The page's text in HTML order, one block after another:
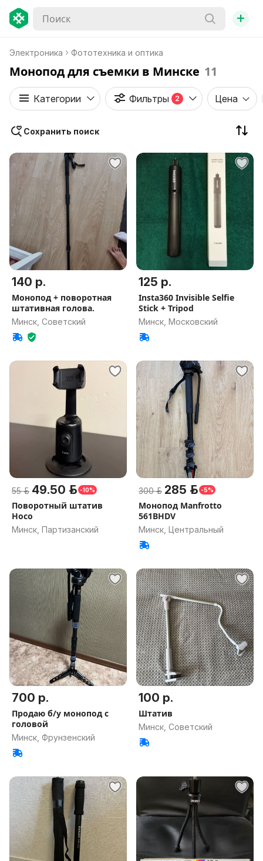
+
Электроника Фототехника и оптика
Монопод для съемки в Минске 11
Категории Фильтры 2 Цена
Сохранить поиск
140 р.
Монопод + поворотная
штативная голова.
Минск, Советский
125 р.
Insta360 Invisible Selfie
Stick + Tripod
Минск, Московский
55 р. 49.50 р. -10%
Поворотный штатив
Hoco
Минск, Партизанский
300 р. 285 р. -5%
Монопод Manfrotto
561BHDV
Минск, Центральный
700 р.
Продаю б/у монопод с
головой
Минск, Фрунзенский
100 р.
Штатив
Минск, Советский